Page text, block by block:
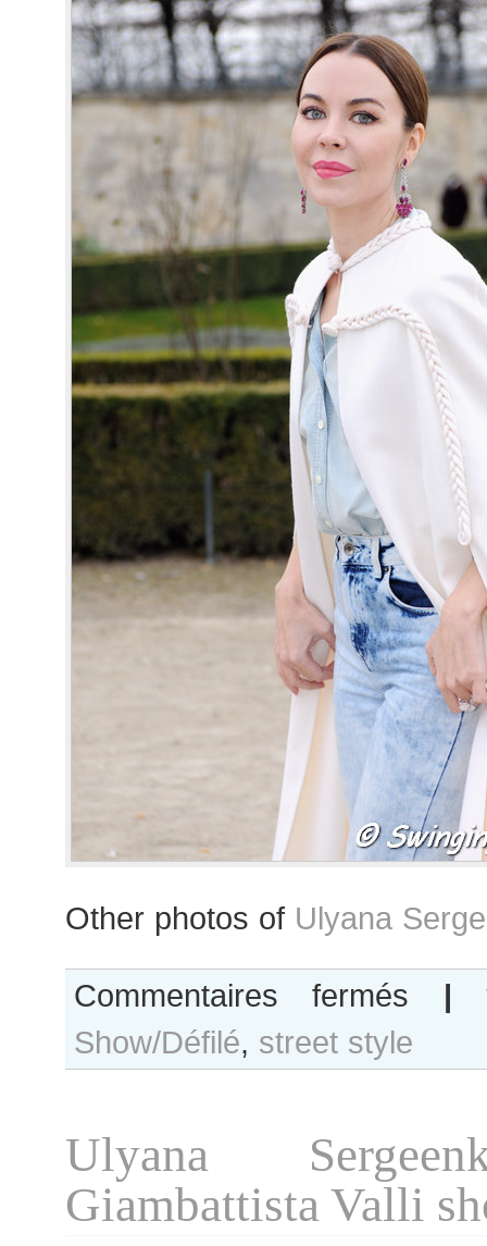
Other photos of Ulyana
Commentaires fermés Ulyana
Sergeenko
after
|
Show/Défilé, street style
Ulyana
Giambattista Valli